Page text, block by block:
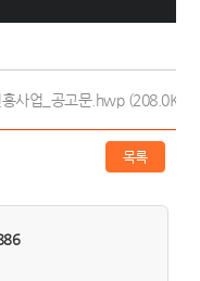
사업_공고문.hwp (208.0K)
목록